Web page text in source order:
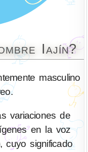
Iajín?
masculino
variaciones de
en la voz